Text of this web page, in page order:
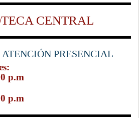
CENTRAL
PRESENCIAL
p.m
p.m